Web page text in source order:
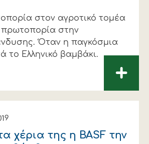
στον αγροτικό τομέα
στην
Όταν η παγκόσμια
το Ελληνικό βαμβάκι.
+
χέρια της η BASF την